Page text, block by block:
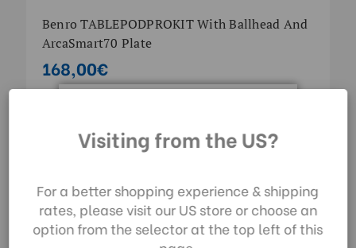
Benro TABLEPODPROKIT With Ballhead And
ArcaSmart70 Plate
168,00€
unserer Website
stimmen Sie der
gemäß unserer
Datenschutzrichtlinie
zu.
Visiting from the US?
For a better shopping experience & shipping
rates, please visit our US store or choose an
option from the selector at the top left of this